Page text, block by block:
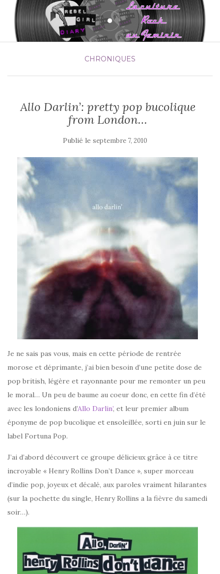
CHRONIQUES
Allo Darlin’: pretty pop bucolique
from London…
Publié le septembre 7, 2010
Je ne sais pas vous, mais en cette période de rentrée
morose et déprimante, j’ai bien besoin d’une petite dose de
pop british, légère et rayonnante pour me remonter un peu
le moral… Un peu de baume au coeur donc, en cette fin d’été
avec les londoniens d’Allo Darlin’, et leur premier album
éponyme de pop bucolique et ensoleillée, sorti en juin sur le
label Fortuna Pop.
J’ai d’abord découvert ce groupe délicieux grâce à ce titre
incroyable « Henry Rollins Don’t Dance », super morceau
d’indie pop, joyeux et décalé, aux paroles vraiment hilarantes
(sur la pochette du single, Henry Rollins a la fièvre du samedi
soir…).